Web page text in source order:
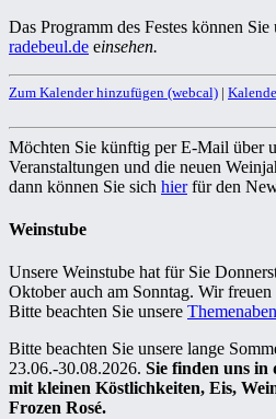
Das Programm des Festes können Sie
radebeul.de einsehen.
Zum Kalender hinzufügen (webcal) |
Möchten Sie künftig per E-Mail über
Veranstaltungen und die neuen
dann können Sie sich hierfür den
Weinstube
Unsere Weinstube hat für Sie
Oktober auch am Sonntag. Wir
Bitte beachten Sie unsere
Bitte beachten Sie unsere lange
23.06.-30.08.2026. Sie finden uns in
mit kleinen Köstlichkeiten, Eis,
Frozen Rosé.